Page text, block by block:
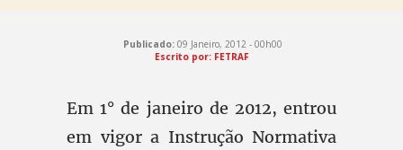
Publicado: 09 Janeiro, 2012 - 00h00
Escrito por: FETRAF
Em 1° de janeiro de 2012, entrou
em vigor a Instrução Normativa